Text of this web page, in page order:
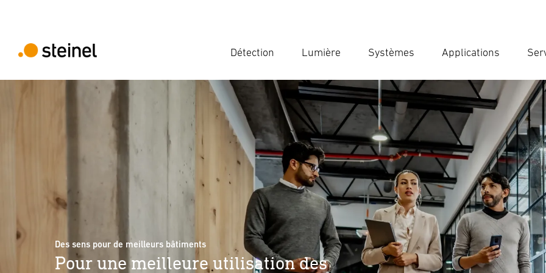
Détection Lumière Systèmes Applications
Des sens pour de meilleurs bâtiments
Pour une meilleure utilisation des